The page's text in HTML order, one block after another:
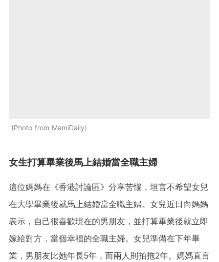
Photo from MamiDaily
女生打算畢業後馬上結婚當全職主婦
這位媽媽在《香港討論區》分享苦惱，坦言不希望女兒
在大學畢業後就馬上結婚當全職主婦。女兒近日向媽媽
表示，自己很喜歡現在的男朋友，並打算畢業後就立即
嫁給對方，當個幸福的全職主婦。女兒準備在下年畢
業，男朋友比她年長5年，而兩人則拍拖2年。媽媽直言